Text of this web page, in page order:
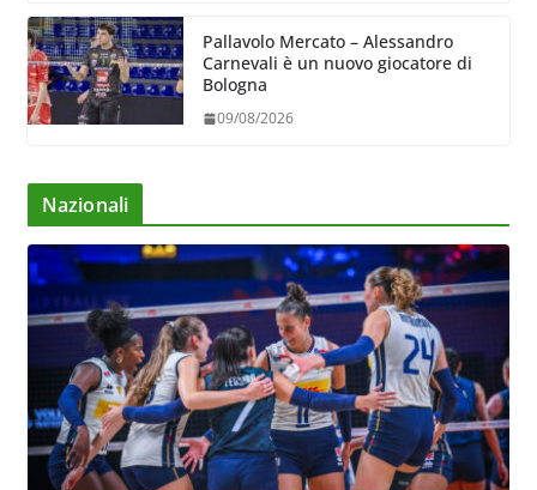
Pallavolo Mercato – Alessandro
Carnevali è un nuovo giocatore di
Bologna
09/08/2026
Nazionali